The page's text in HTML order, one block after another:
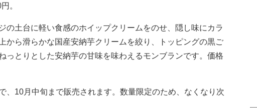
。
の土台に軽い食感のホイップクリームをのせ、隠し味にカラ
から滑らかな国産安納芋クリームを絞り、トッピングの黒ご
っとりとした安納芋の甘味を味わえるモンブランです。価格
10月中旬まで販売されます。数量限定のため、なくなり次